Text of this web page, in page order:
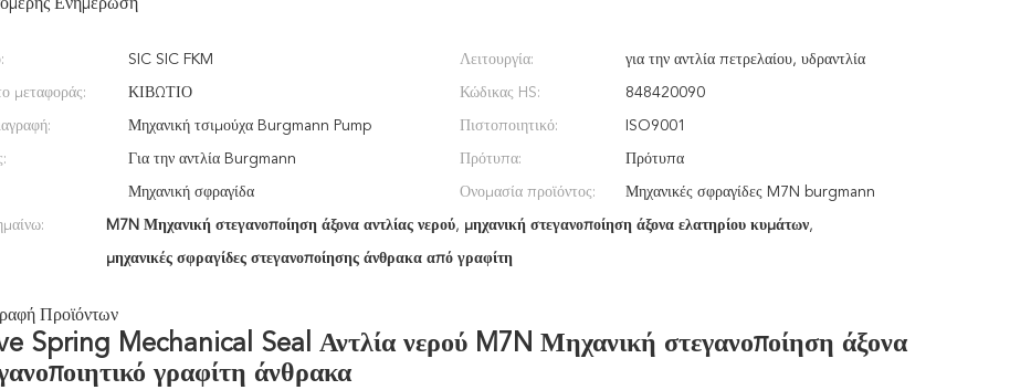
Ενημέρωση
SIC SIC FKM Λειτουργία: για την αντλία πετρελαίου, υδραντλία
μεταφοράς: ΚΙΒΩΤΙΟ Κώδικας HS: 848420090
Μηχανική τσιμούχα Burgmann Pump Πιστοποιητικό: ISO9001
Για την αντλία Burgmann Πρότυπα: Πρότυπα
Μηχανική σφραγίδα Ονομασία προϊόντος: Μηχανικές σφραγίδες M7N burgmann
M7N Μηχανική στεγανοποίηση άξονα αντλίας νερού, μηχανική στεγανοποίηση άξονα ελατηρίου κυμάτων,
μηχανικές σφραγίδες στεγανοποίησης άνθρακα από γραφίτη
Προϊόντων
Spring Mechanical Seal Αντλία νερού M7N Μηχανική στεγανοποίηση άξονα
γραφίτη άνθρακα